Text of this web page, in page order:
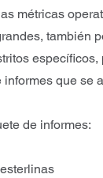
métricas
también
específicos,
que se
de informes: